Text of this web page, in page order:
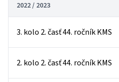
2022 / 2023
3. kolo 2. časť 44. ročník KMS
2. kolo 2. časť 44. ročník KMS